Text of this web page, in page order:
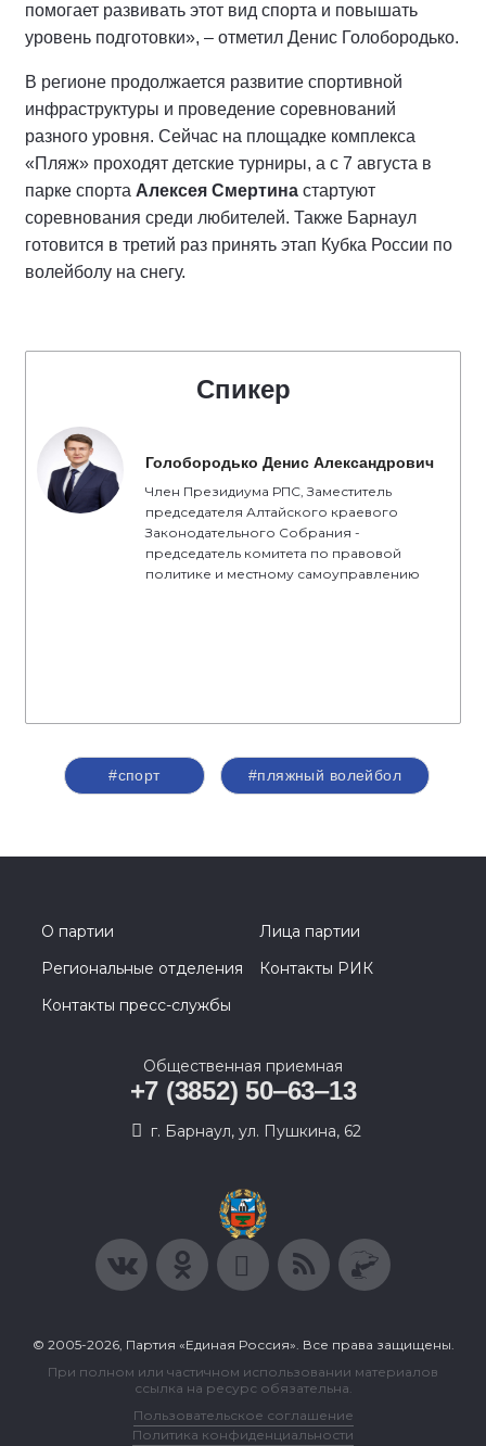
помогает развивать этот вид спорта и повышать
уровень подготовки», – отметил Денис Голобородько.
В регионе продолжается развитие спортивной
инфраструктуры и проведение соревнований
разного уровня. Сейчас на площадке комплекса
«Пляж» проходят детские турниры, а с 7 августа в
парке спорта Алексея Смертина стартуют
соревнования среди любителей. Также Барнаул
готовится в третий раз принять этап Кубка России по
волейболу на снегу.
Спикер
Голобородько Денис Александрович
Член Президиума РПС, Заместитель
председателя Алтайского краевого
Законодательного Собрания -
председатель комитета по правовой
политике и местному самоуправлению
#спорт #пляжный волейбол
О партии
Лица партии
Региональные отделения
Контакты РИК
Контакты пресс-службы
Общественная приемная
+7 (3852) 50‒63‒13
г. Барнаул, ул. Пушкина, 62
© 2005-2026, Партия «Единая Россия». Все права защищены.
При полном или частичном использовании материалов
ссылка на ресурс обязательна.
Пользовательское соглашение
Политика конфиденциальности